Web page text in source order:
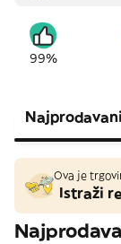
99%
Ova je
Istraži